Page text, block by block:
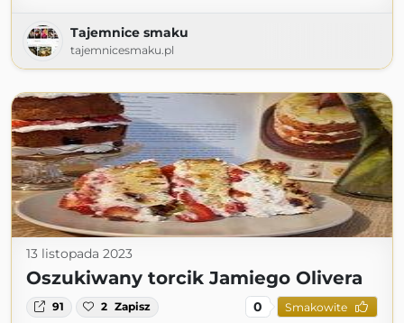
Tajemnice smaku
tajemnicesmaku.pl
13 listopada 2023
Oszukiwany torcik Jamiego Olivera
91 2 Zapisz 0 Smakowite